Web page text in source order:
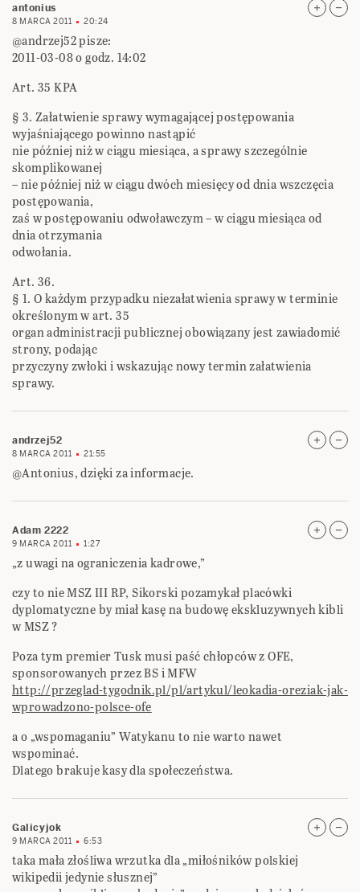
antonius
8 MARCA 2011 20:24
@andrzej52 pisze:
2011-03-08 o godz. 14:02
Art. 35 KPA
§ 3. Załatwienie sprawy wymagającej postępowania
wyjaśniającego powinno nastąpić
nie później niż w ciągu miesiąca, a sprawy szczególnie
skomplikowanej
– nie później niż w ciągu dwóch miesięcy od dnia wszczęcia
postępowania,
zaś w postępowaniu odwoławczym – w ciągu miesiąca od
dnia otrzymania
odwołania.
Art. 36.
§ 1. O każdym przypadku niezałatwienia sprawy w terminie
określonym w art. 35
organ administracji publicznej obowiązany jest zawiadomić
strony, podając
przyczyny zwłoki i wskazując nowy termin załatwienia
sprawy.
andrzej52
8 MARCA 2011 21:55
@Antonius, dzięki za informacje.
Adam 2222
9 MARCA 2011 1:27
„z uwagi na ograniczenia kadrowe,”
czy to nie MSZ III RP, Sikorski pozamykał placówki
dyplomatyczne by miał kasę na budowę ekskluzywnych kibli
w MSZ ?
Poza tym premier Tusk musi paść chłopców z OFE,
sponsorowanych przez BS i MFW
http://przeglad-tygodnik.pl/pl/artykul/leokadia-oreziak-jak-
wprowadzono-polsce-ofe
a o „wspomaganiu” Watykanu to nie warto nawet
wspominać.
Dlatego brakuje kasy dla społeczeństwa.
Galicyjok
9 MARCA 2011 6:53
taka mała złośliwa wrzutka dla „miłośników polskiej
wikipedii jedynie słusznej”